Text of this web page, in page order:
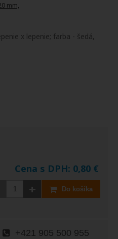
x lepenie; farba - šedá,
Cena s DPH: 0,80 €
+ Do košíka
+421 905 500 955